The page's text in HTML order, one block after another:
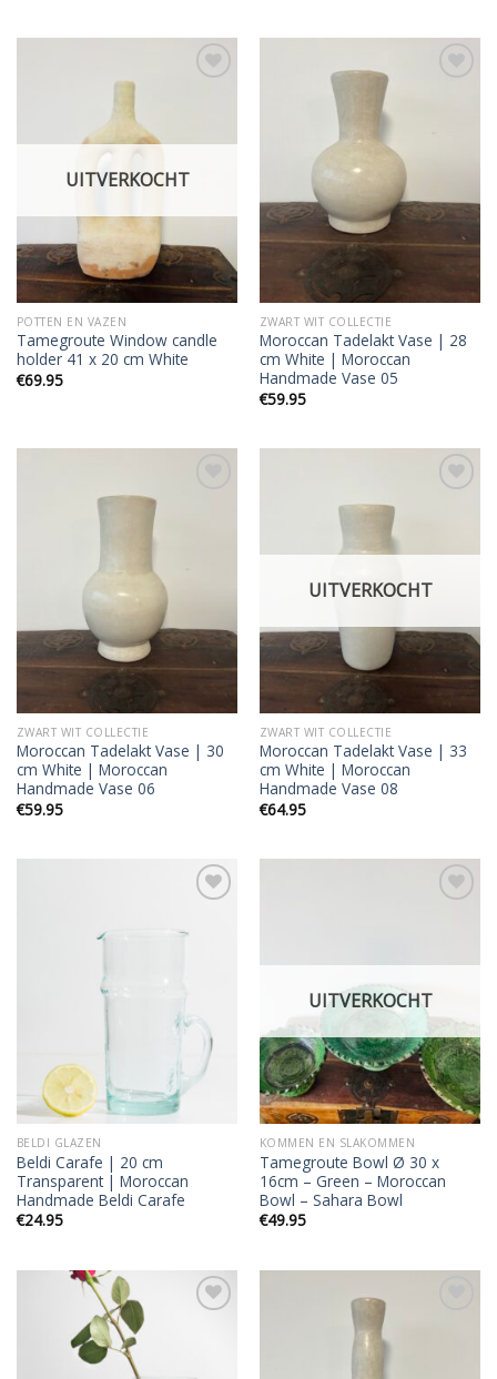
wishlist
UITVERKOCHT
POTTEN EN VAZEN
Tamegroute Window candle
holder 41 x 20 cm White
€69.95
ZWART WIT COLLECTIE
Moroccan Tadelakt Vase | 28
cm White | Moroccan
Handmade Vase 05
€59.95
ZWART WIT COLLECTIE
Moroccan Tadelakt Vase | 30
cm White | Moroccan
Handmade Vase 06
€59.95
wishlist
UITVERKOCHT
ZWART WIT COLLECTIE
Moroccan Tadelakt Vase | 33
cm White | Moroccan
Handmade Vase 08
€64.95
BELDI GLAZEN
Beldi Carafe | 20 cm
Transparent | Moroccan
Handmade Beldi Carafe
€24.95
wishlist
UITVERKOCHT
KOMMEN EN SLAKOMMEN
Tamegroute Bowl Ø 30 x
16cm – Green – Moroccan
Bowl – Sahara Bowl
€49.95